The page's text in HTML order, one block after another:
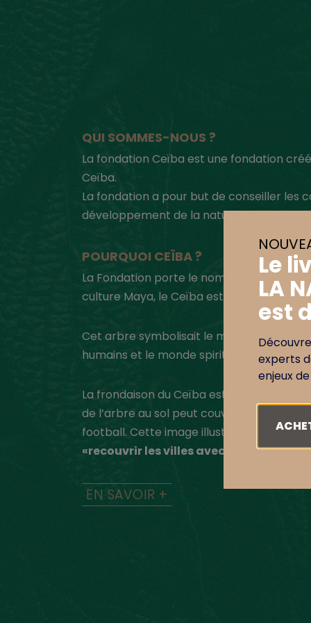
QUI SOMMES-NOUS ?
La fondation Ceïba est une fondation
Ceïba.
La fondation a pour but de conseiller les
développement de la nature en ville.
POURQUOI CEÏBA ?
La Fondation porte le nom de
culture Maya, le Ceïba est un arbre
Cet arbre symbolisait le monde
humains et le monde spirituel.
La frondaison du Ceïba est très
de l’arbre au sol peut couvrir 2000m2,
football. Cette image illustre
«recouvrir les villes avec de la nature».
EN SAVOIR +
Le
LA
est
experts
enjeux